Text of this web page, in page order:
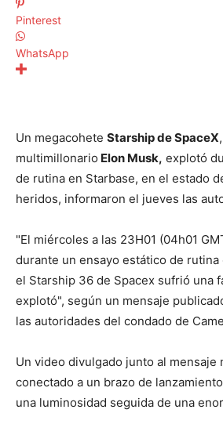
Pinterest
WhatsApp
Un megacohete Starship de SpaceX
multimillonario Elon Musk, explotó
de rutina en Starbase, en el estado
heridos, informaron el jueves las
"El miércoles a las 23H01 (04h01
durante un ensayo estático de rutina
el Starship 36 de Spacex sufrió una
explotó", según un mensaje
las autoridades del condado de
Un video divulgado junto al mensaje
conectado a un brazo de
una luminosidad seguida de una